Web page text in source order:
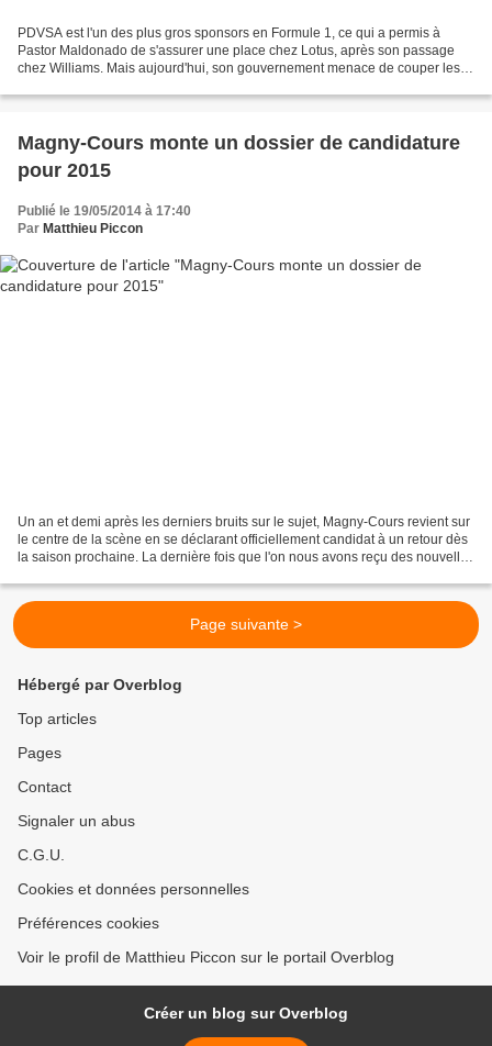
PDVSA est l'un des plus gros sponsors en Formule 1, ce qui a permis à
Pastor Maldonado de s'assurer une place chez Lotus, après son passage
chez Williams. Mais aujourd'hui, son gouvernement menace de couper les
Magny-Cours monte un dossier de candidature
pour 2015
Publié le 19/05/2014 à 17:40
Par Matthieu Piccon
Un an et demi après les derniers bruits sur le sujet, Magny-Cours revient sur
le centre de la scène en se déclarant officiellement candidat à un retour dès
la saison prochaine. La dernière fois que l'on nous avons reçu des nouvelles
Page suivante >
Hébergé par Overblog
Top articles
Pages
Contact
Signaler un abus
C.G.U.
Cookies et données personnelles
Préférences cookies
Voir le profil de Matthieu Piccon sur le portail Overblog
Créer un blog sur Overblog